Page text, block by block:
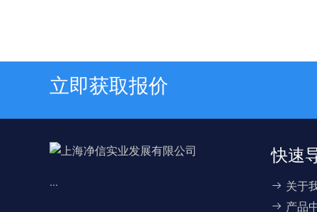
立即获取报价
...
快速
关于
产品